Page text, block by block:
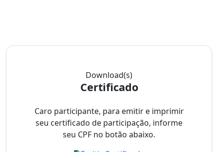
Download(s)
Certificado
Caro participante, para emitir e imprimir
seu certificado de participação, informe
seu CPF no botão abaixo.